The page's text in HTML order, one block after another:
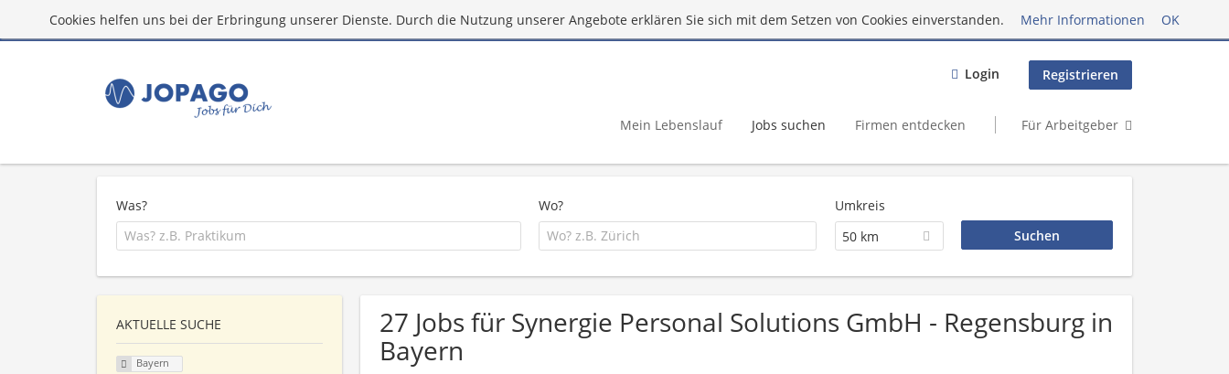
Cookies helfen uns bei der Erbringung unserer Dienste. Durch die Nutzung unserer Angebote erklären Sie sich mit dem Setzen von Cookies einverstanden. Mehr Informationen OK
Login Registrieren
Mein Lebenslauf Jobs suchen Firmen entdecken Für Arbeitgeber
Was? Wo?
Umkreis
50 km
27 Jobs für Synergie Personal Solutions GmbH - Regensburg in
Bayern
AKTUELLE SUCHE
Bayern